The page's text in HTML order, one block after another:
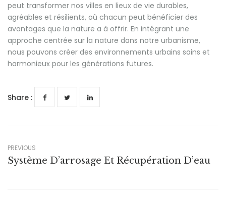
peut transformer nos villes en lieux de vie durables,
agréables et résilients, où chacun peut bénéficier des
avantages que la nature a à offrir. En intégrant une
approche centrée sur la nature dans notre urbanisme,
nous pouvons créer des environnements urbains sains et
harmonieux pour les générations futures.
Share :
PREVIOUS
Système D’arrosage Et Récupération D’eau